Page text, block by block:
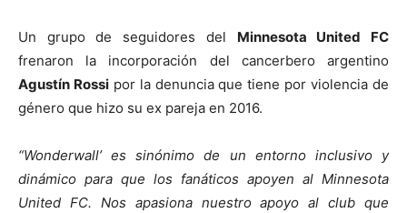
Un grupo de seguidores del Minnesota United FC
frenaron la incorporación del cancerbero argentino
Agustín Rossipor la denuncia que tiene por violencia de
género que hizo su ex pareja en 2016.
“Wonderwall’ es sinónimo de un entorno inclusivo y
dinámico para que los fanáticos apoyen al Minnesota
United FC. Nos apasiona nuestro apoyo al club que